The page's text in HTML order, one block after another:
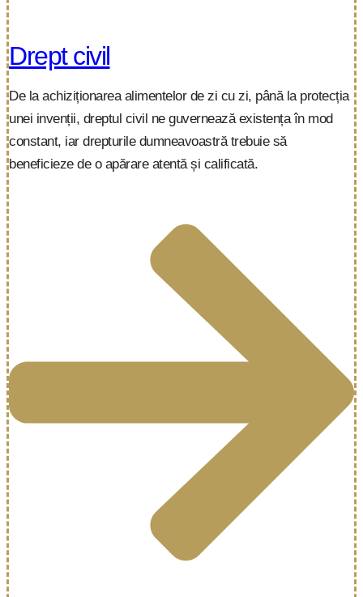
Drept civil
De la achiziționarea alimentelor de zi cu zi, până la protecția
unei invenții, dreptul civil ne guvernează existența în mod
constant, iar drepturile dumneavoastră trebuie să
beneficieze de o apărare atentă și calificată.